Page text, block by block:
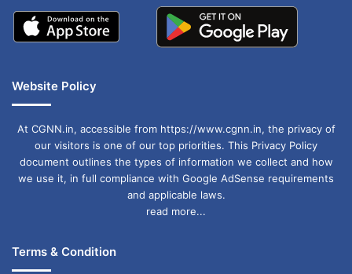
Website Policy
At CGNN.in, accessible from https://www.cgnn.in, the privacy of
our visitors is one of our top priorities. This Privacy Policy
document outlines the types of information we collect and how
we use it, in full compliance with Google AdSense requirements
and applicable laws.
read more...
Terms & Condition